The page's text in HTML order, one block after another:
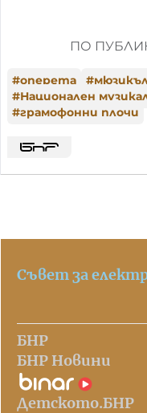
ПО
#оперета #
#Национален
#грамофонни плочи
Съвет за
БНР
БНР Новини
Детското.БНР